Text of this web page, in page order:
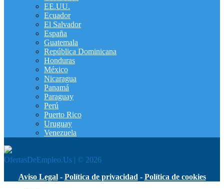
EE.UU.
Ecuador
El Salvador
España
Guatemala
República Dominicana
Honduras
México
Nicaragua
Panamá
Paraguay
Perú
Puerto Rico
Uruguay
Venezuela
OfertasDeEmpleo.Us | © 2026
Aviso Legal- Política de privacidad - Política de cookies